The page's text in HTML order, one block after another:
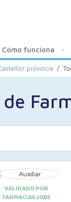
Cómo funciona
provincia /
VALIDADO POR
FARMACIAS.JOBS